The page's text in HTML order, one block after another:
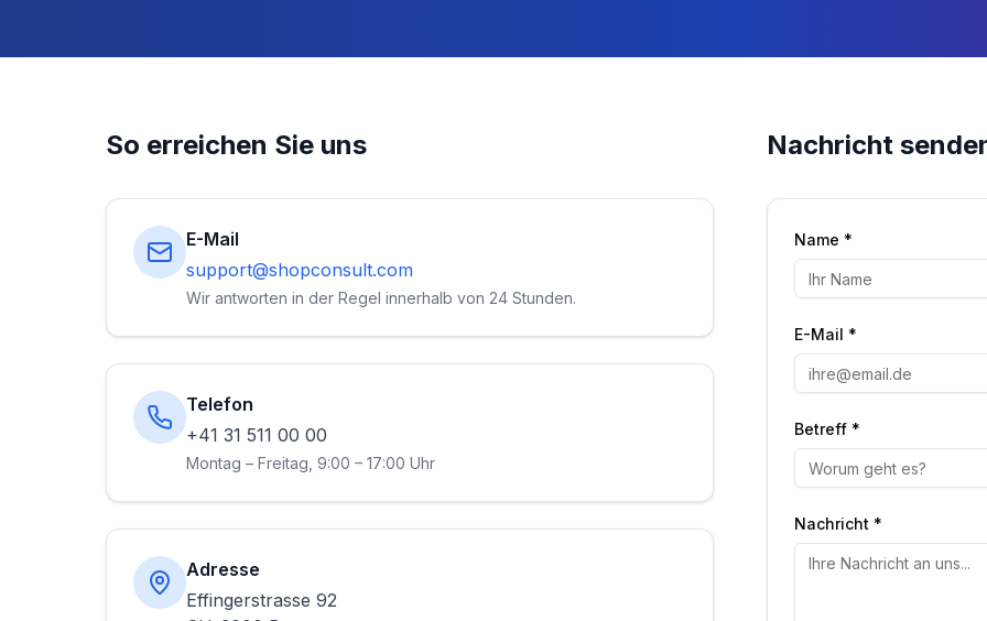
So erreichen Sie uns
E-Mail
support@shopconsult.com
Wir antworten in der Regel innerhalb von 24 Stunden.
Telefon
+41 31 511 00 00
Montag – Freitag, 9:00 – 17:00 Uhr
Adresse
Effingerstrasse 92
Nachricht
Name *
E-Mail *
Betreff *
Nachricht *